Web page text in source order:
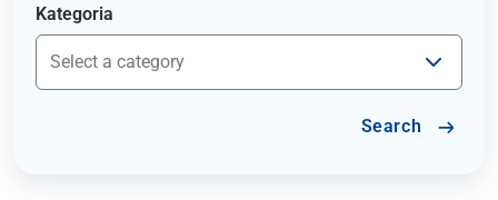
Kategoria
Search